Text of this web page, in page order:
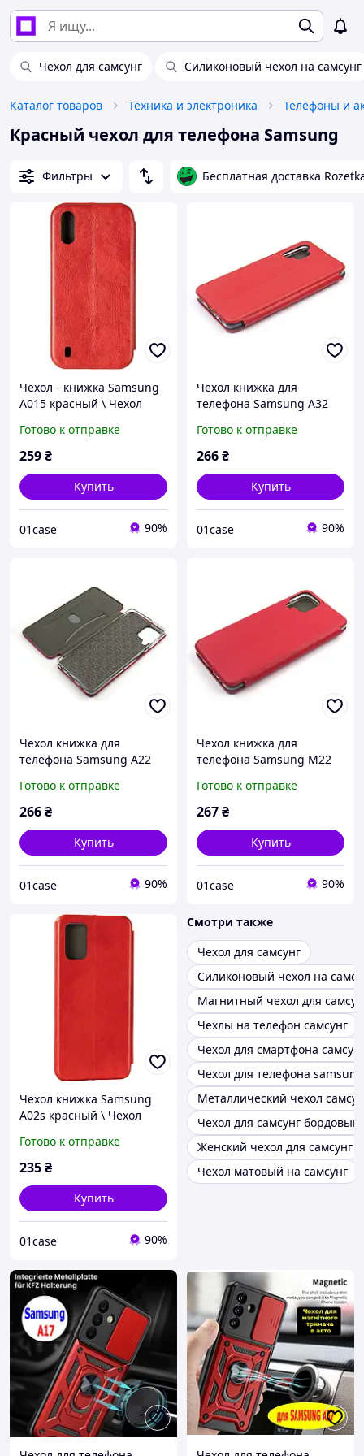
Чехол для самсунг Силиконовый чехол на самсунг
Каталог товаров Техника и электроника Телефоны и
Красный чехол для телефона Samsung
Фильтры Бесплатная доставка
Чехол - книжка Samsung
A015 красный \ Чехол
Samsung A015 (магнитная
есть отдел для карты)
Готово к отправке
259₴
Купить
01case 90%
Чехол книжка для
телефона Samsung A32
для телефона Самсунг
А32 красный (магнитная)
Готово к отправке
266₴
Купить
01case 90%
Чехол книжка для
телефона Samsung A22
для телефона Samsung
A22 (4G) магнитная
Готово к отправке
266₴
Купить
01case 90%
Чехол книжка для
телефона Samsung M22
для телефона Самсунг
М22 (магнитная)
Готово к отправке
267₴
Купить
01case 90%
Чехол книжка Samsung
A02s красный \ Чехол
Самсунг А02с (магнитная
есть отдел для карты)
Готово к отправке
235₴
Купить
01case 90%
Смотри также
Чехол для самсунг
Силиконовый чехол на
Магнитный чехол для
Чехлы на телефон самсунг
Чехол для смартфона
Чехол для телефона
Металлический чехол
Чехол для самсунг бордовый
Женский чехол для самсунг
Чехол матовый на самсунг